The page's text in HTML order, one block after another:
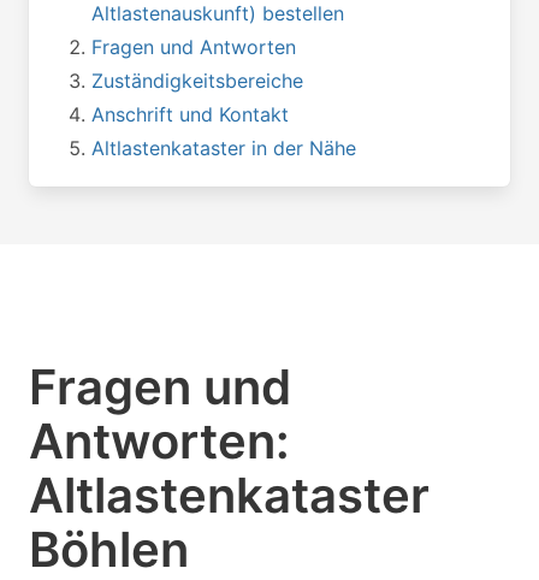
Altlastenauskunft) bestellen
Fragen und Antworten
Zuständigkeitsbereiche
Anschrift und Kontakt
Altlastenkataster in der Nähe
Fragen und
Antworten:
Altlastenkataster
Böhlen